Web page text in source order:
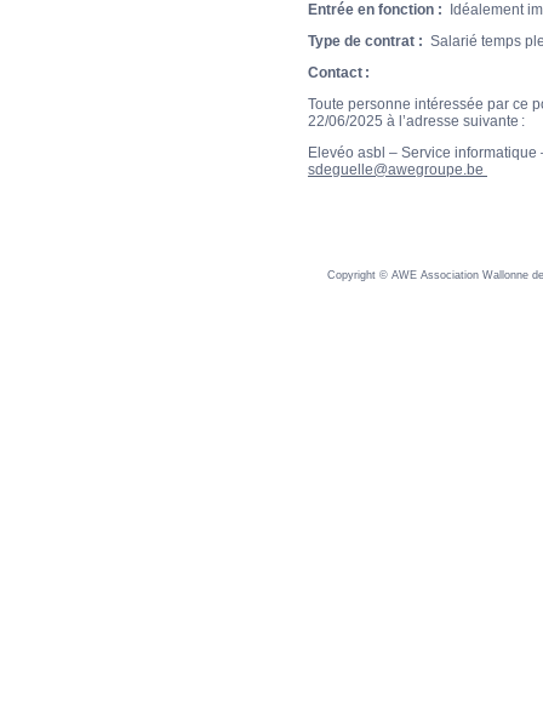
Entrée en fonction :
Idéalement
Type de contrat : Salarié temps
Contact :
Toute personne intéressée par ce
22/06/2025 à l’adresse suivante :
Elevéo asbl – Service
sdeguelle@awegroupe.be
Copyright © AWE Association Wallonne